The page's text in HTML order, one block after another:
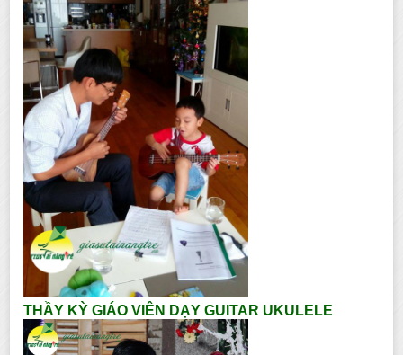
THẦY KỲ GIÁO VIÊN DẠY GUITAR UKULELE